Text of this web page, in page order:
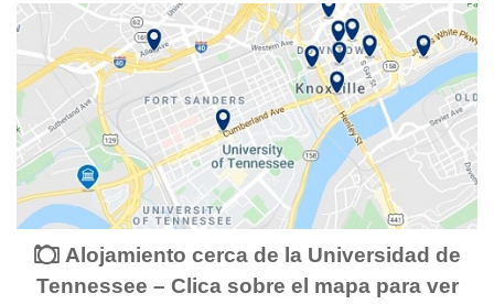
Alojamiento cerca de la Universidad de
Tennessee – Clica sobre el mapa para ver